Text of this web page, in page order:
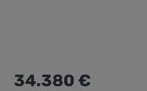
34.380 €